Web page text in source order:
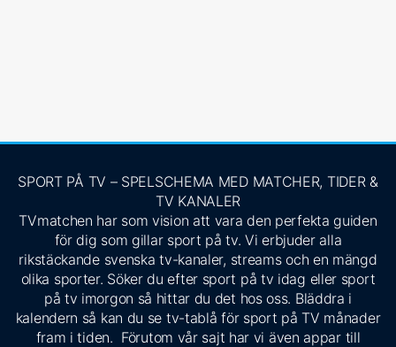
SPORT PÅ TV – SPELSCHEMA MED MATCHER, TIDER &
TV KANALER
TVmatchen har som vision att vara den perfekta guiden
för dig som gillar sport på tv. Vi erbjuder alla
rikstäckande svenska tv-kanaler, streams och en mängd
olika sporter. Söker du efter sport på tv idag eller sport
på tv imorgon så hittar du det hos oss. Bläddra i
kalendern så kan du se tv-tablå för sport på TV månader
fram i tiden. Förutom vår sajt har vi även appar till